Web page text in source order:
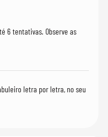
6 tentativas. Observe as
letra por letra, no seu